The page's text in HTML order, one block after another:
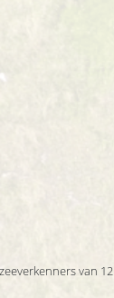
van